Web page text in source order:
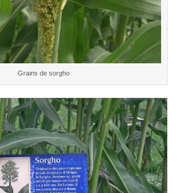
Grains de sorgho